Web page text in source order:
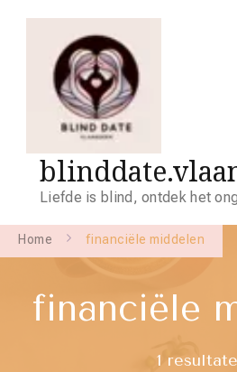
Liefde is blind, ontdek het
Home financiële middelen
financiële
1